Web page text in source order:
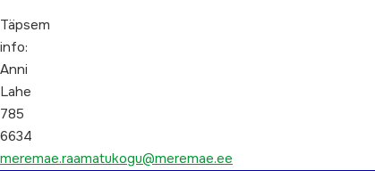
Täpsem
info:
Anni
Lahe
785
6634
meremae.raamatukogu@meremae.ee